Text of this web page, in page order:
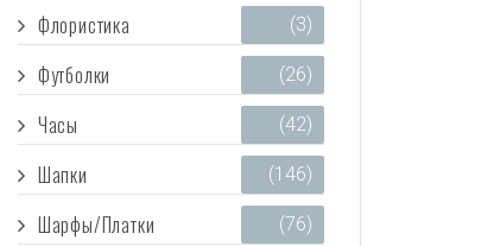
Флористика (3)
Футболки (26)
Часы (42)
Шапки (146)
Шарфы/Платки (76)